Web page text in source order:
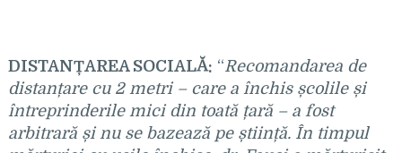
DISTANȚAREA SOCIALĂ: “Recomandarea de
distanțare cu 2 metri – care a închis școlile și
întreprinderile mici din toată țară – a fost
arbitrară și nu se bazează pe știință. În timpul